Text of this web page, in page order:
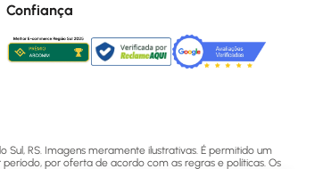
Confiança
Sul, RS. Imagens meramente ilustrativas. É permitido um
por oferta de acordo com as regras e políticas. Os